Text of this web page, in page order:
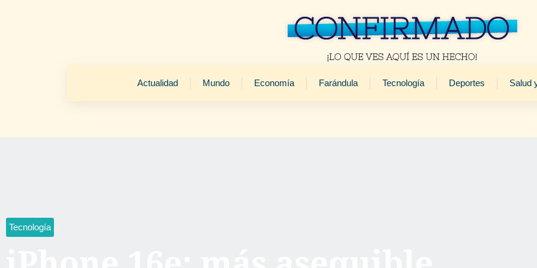
Actualidad Mundo Economía Farándula Tecnología Deportes Salud
Tecnología